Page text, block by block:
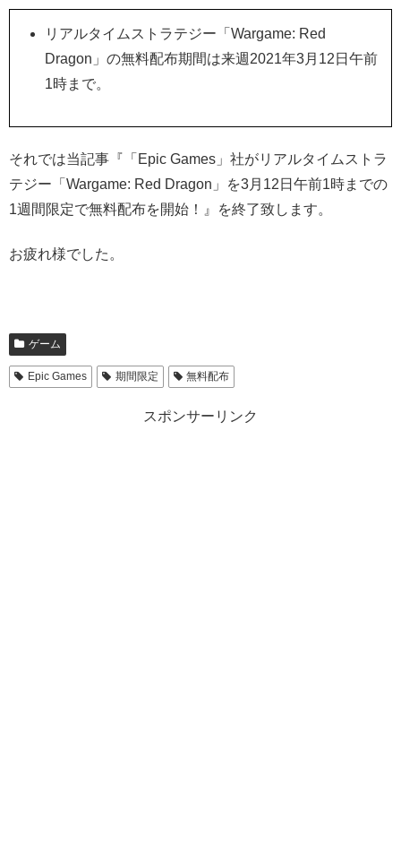
リアルタイムストラテジー「Wargame: Red
Dragon」の無料配布期間は来週2021年3月12日午前
1時まで。
それでは当記事『「Epic Games」社がリアルタイムストラ
テジー「Wargame: Red Dragon」を3月12日午前1時までの
1週間限定で無料配布を開始！』を終了致します。
お疲れ様でした。
ゲーム
Epic Games 期間限定 無料配布
スポンサーリンク